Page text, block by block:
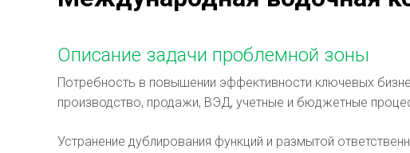
Описание задачи проблемной зоны
Потребность в повышении эффективности ключевых
производство, продажи, ВЭД, учетные и бюджетные
Устранение дублирования функций и размытой